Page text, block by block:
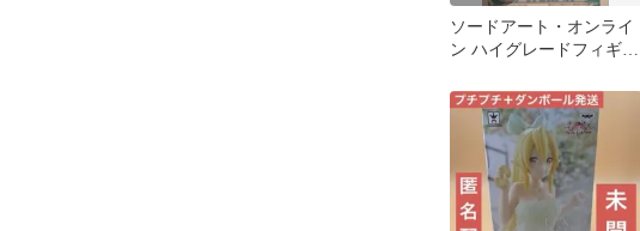
ソードアート・オンライ
ン ハイグレードフィギュ